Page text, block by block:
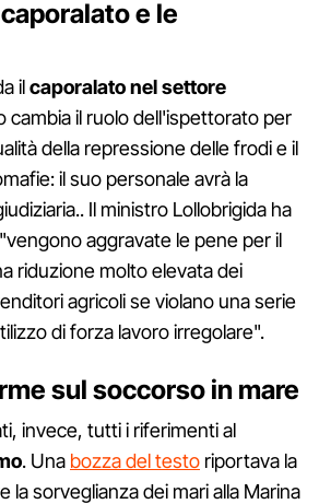
e le
ilcaporalato nel settore
cambia il ruolo dell'ispettorato per
della repressione delle frodi e il
il suo personale avrà la
Il ministro Lollobrigida ha
aggravate le pene per il
riduzione molto elevata dei
agricoli se violano una serie
di forza lavoro irregolare".
sul soccorso in mare
invece, tutti i riferimenti al
. Una bozza del testo riportava la
la sorveglianza dei mari alla Marina